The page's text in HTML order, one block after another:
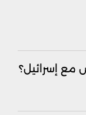
مع إسرائيل؟